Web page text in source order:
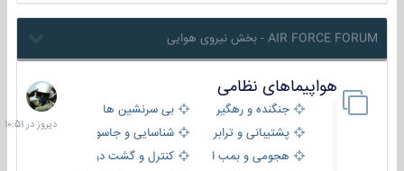
AIR FORCE FORUM - بخش نیروی هوایی
هواپیماهای نظامی
جنگنده و رهگیر
بی سرنشین ها
پشتیبانی و ترابری
شناسایی و جاسوسی
هجومی و بمب افکن
کنترل و گشت دریایی
دیروز
در
10:51